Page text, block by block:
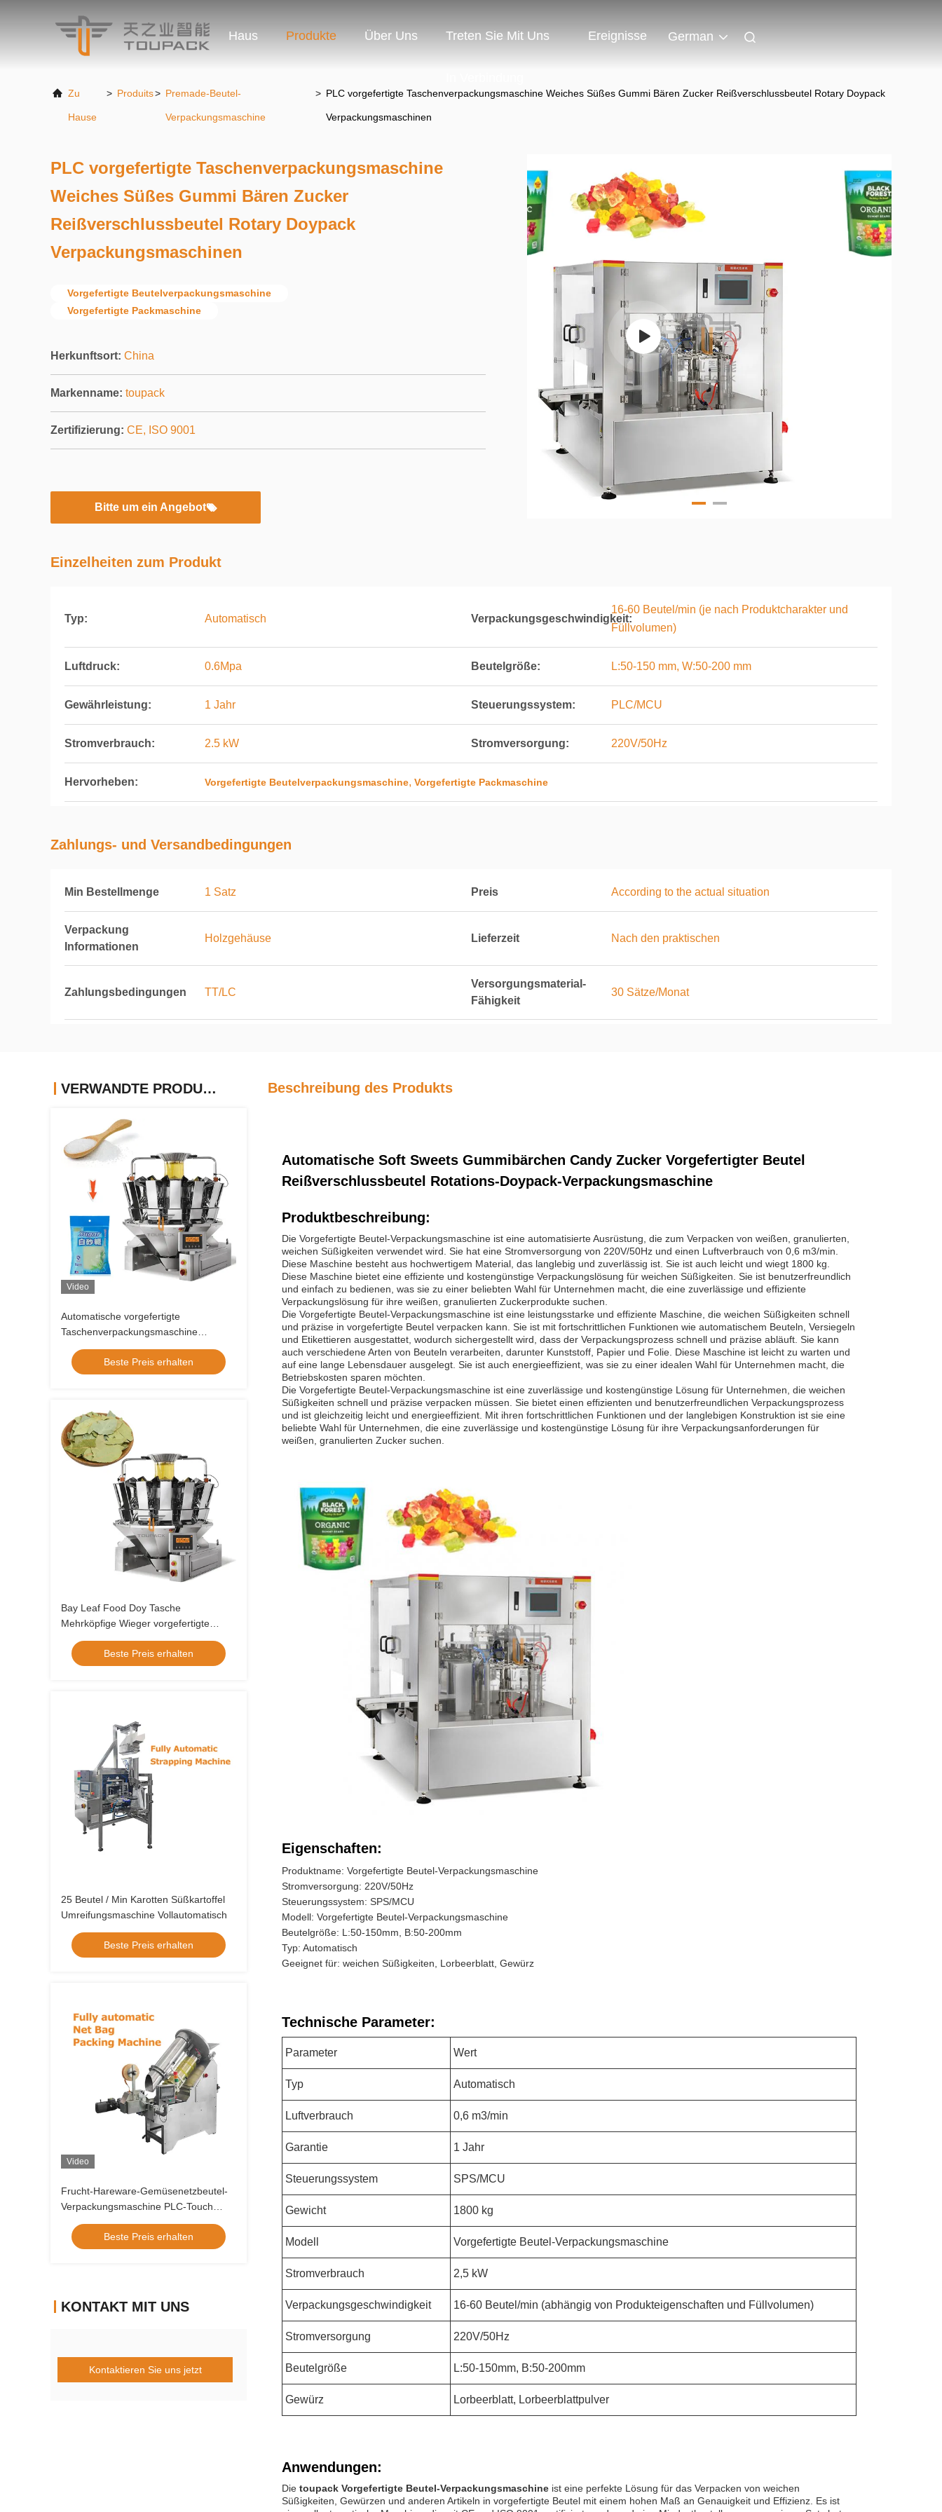
Haus Produkte Über Uns Treten Sie Mit Uns Ereignisse German
Zu
Hause
> Produits> Premade-Beutel-
Verpackungsmaschine
> PLC vorgefertigte Taschenverpackungsmaschine Weiches Süßes Gummi Bären Zucker Reißverschlussbeutel Rotary Doypack
Verpackungsmaschinen
PLC vorgefertigte Taschenverpackungsmaschine
Weiches Süßes Gummi Bären Zucker
Reißverschlussbeutel Rotary Doypack
Verpackungsmaschinen
Vorgefertigte Beutelverpackungsmaschine
Vorgefertigte Packmaschine
Herkunftsort: China
Markenname: toupack
Zertifizierung: CE, ISO 9001
Bitte um ein Angebot
Einzelheiten zum Produkt
Typ: Automatisch Verpackungsgeschwindigkeit:
16-60 Beutel/min (je nach Produktcharakter und
Füllvolumen)
Luftdruck: 0.6Mpa Beutelgröße: L:50-150 mm, W:50-200 mm
Gewährleistung: 1 Jahr Steuerungssystem: PLC/MCU
Stromverbrauch: 2.5 kW Stromversorgung: 220V/50Hz
Hervorheben: Vorgefertigte Beutelverpackungsmaschine, Vorgefertigte Packmaschine
Zahlungs- und Versandbedingungen
Min Bestellmenge 1 Satz Preis According to the actual situation
Verpackung
Informationen
Holzgehäuse Lieferzeit Nach den praktischen
Zahlungsbedingungen TT/LC
Versorgungsmaterial-
Fähigkeit
30 Sätze/Monat
VERWANDTE PRODUKTE
Video
Automatische vorgefertigte
Taschenverpackungsmaschine
Reißverschluss Stehbeutel
Zuckergranulat Salz Reis Getreide
Verpackungsmaschine
Beste Preis erhalten
Bay Leaf Food Doy Tasche
Mehrköpfige Wieger vorgefertigte
Tasche Doypack Multi-Funktion
Verpackungsmaschine
Beste Preis erhalten
25 Beutel / Min Karotten Süßkartoffel
Umreifungsmaschine Vollautomatisch
Beste Preis erhalten
Video
Frucht-Hareware-Gemüsenetzbeutel-
Verpackungsmaschine PLC-Touch
Screen für das Verpacken der Bindung
Beste Preis erhalten
KONTAKT MIT UNS
Kontaktieren Sie uns jetzt
Beschreibung des Produkts
Automatische Soft Sweets Gummibärchen Candy Zucker Vorgefertigter Beutel
Reißverschlussbeutel Rotations-Doypack-Verpackungsmaschine
Produktbeschreibung:
Die Vorgefertigte Beutel-Verpackungsmaschine ist eine automatisierte Ausrüstung, die zum Verpacken von weißen, granulierten,
weichen Süßigkeiten verwendet wird. Sie hat eine Stromversorgung von 220V/50Hz und einen Luftverbrauch von 0,6 m3/min.
Diese Maschine besteht aus hochwertigem Material, das langlebig und zuverlässig ist. Sie ist auch leicht und wiegt 1800 kg.
Diese Maschine bietet eine effiziente und kostengünstige Verpackungslösung für weichen Süßigkeiten . Sie ist benutzerfreundlich
und einfach zu bedienen, was sie zu einer beliebten Wahl für Unternehmen macht, die eine zuverlässige und effiziente
Verpackungslösung für ihre weißen, granulierten Zuckerprodukte suchen.
Die Vorgefertigte Beutel-Verpackungsmaschine ist eine leistungsstarke und effiziente Maschine, die weichen Süßigkeiten schnell
und präzise in vorgefertigte Beutel verpacken kann. Sie ist mit fortschrittlichen Funktionen wie automatischem Beuteln, Versiegeln
und Etikettieren ausgestattet, wodurch sichergestellt wird, dass der Verpackungsprozess schnell und präzise abläuft. Sie kann
auch verschiedene Arten von Beuteln verarbeiten, darunter Kunststoff, Papier und Folie. Diese Maschine ist leicht zu warten und
auf eine lange Lebensdauer ausgelegt. Sie ist auch energieeffizient, was sie zu einer idealen Wahl für Unternehmen macht, die
Betriebskosten sparen möchten.
Die Vorgefertigte Beutel-Verpackungsmaschine ist eine zuverlässige und kostengünstige Lösung für Unternehmen, die weichen
Süßigkeiten schnell und präzise verpacken müssen. Sie bietet einen effizienten und benutzerfreundlichen Verpackungsprozess
und ist gleichzeitig leicht und energieeffizient. Mit ihren fortschrittlichen Funktionen und der langlebigen Konstruktion ist sie eine
beliebte Wahl für Unternehmen, die eine zuverlässige und kostengünstige Lösung für ihre Verpackungsanforderungen für
weißen, granulierten Zucker suchen.
Eigenschaften:
Produktname: Vorgefertigte Beutel-Verpackungsmaschine
Stromversorgung: 220V/50Hz
Steuerungssystem: SPS/MCU
Modell: Vorgefertigte Beutel-Verpackungsmaschine
Beutelgröße: L:50-150mm, B:50-200mm
Typ: Automatisch
Geeignet für: weichen Süßigkeiten , Lorbeerblatt, Gewürz
Technische Parameter:
Parameter Wert
Typ Automatisch
Luftverbrauch 0,6 m3/min
Garantie 1 Jahr
Steuerungssystem SPS/MCU
Gewicht 1800 kg
Modell Vorgefertigte Beutel-Verpackungsmaschine
Stromverbrauch 2,5 kW
Verpackungsgeschwindigkeit 16-60 Beutel/min (abhängig von Produkteigenschaften und Füllvolumen)
Stromversorgung 220V/50Hz
Beutelgröße L:50-150mm, B:50-200mm
Gewürz Lorbeerblatt, Lorbeerblattpulver
Anwendungen:
Die toupack Vorgefertigte Beutel-Verpackungsmaschine ist eine perfekte Lösung für das Verpacken von weichen
Süßigkeiten , Gewürzen und anderen Artikeln in vorgefertigte Beutel mit einem hohen Maß an Genauigkeit und Effizienz. Es ist